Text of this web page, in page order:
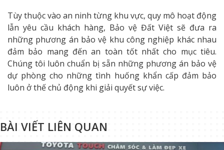
Tùy thuộc vào an ninh từng khu vực, quy mô hoạt động
lẫn yêu cầu khách hàng, Bảo vệ Đất Việt sẽ đưa ra
những phương án bảo vệ khu công nghiệp khác nhau
đảm bảo mang đến an toàn tốt nhất cho mục tiêu.
Chúng tôi luôn chuẩn bị sẵn những phương án bảo vệ
dự phòng cho những tình huống khẩn cấp đảm bảo
luôn ở thế chủ động khi giải quyết sự việc.
BÀI VIẾT LIÊN QUAN